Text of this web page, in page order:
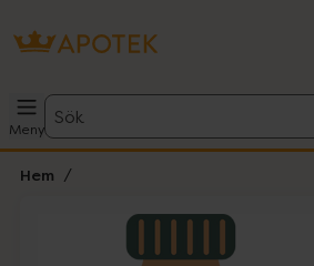
Meny
Sök
Hem
Lista: . Innehåller 1 objekt.